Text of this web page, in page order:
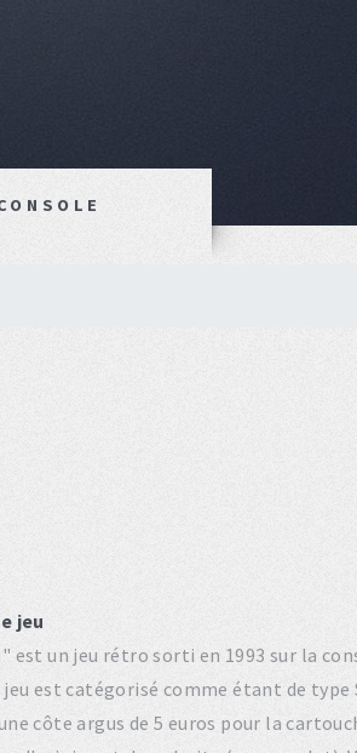
jeu
" est un jeu rétro sorti en 1993 sur la
jeu est catégorisé comme étant de type
côte argus de 5 euros pour la